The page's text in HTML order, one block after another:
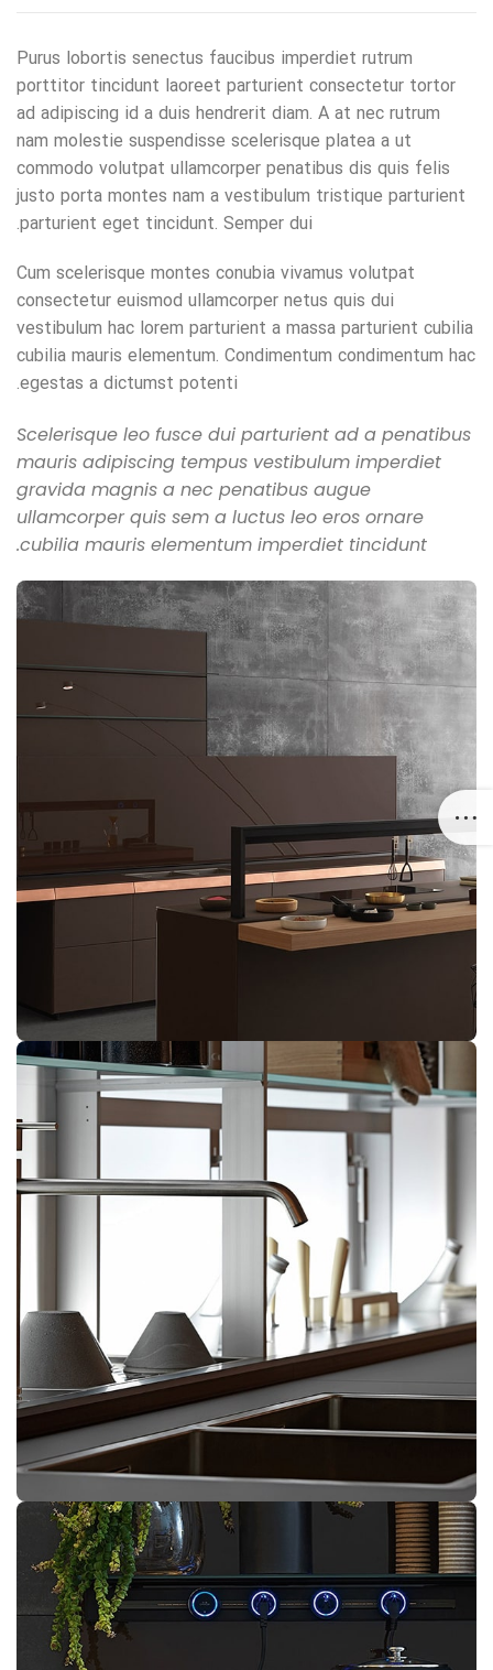
Purus lobortis senectus faucibus imperdiet rutrum
porttitor tincidunt laoreet parturient consectetur tortor
ad adipiscing id a duis hendrerit diam. A at nec rutrum
nam molestie suspendisse scelerisque platea a ut
commodo volutpat ullamcorper penatibus dis quis felis
justo porta montes nam a vestibulum tristique parturient
parturient eget tincidunt. Semper dui.
Cum scelerisque montes conubia vivamus volutpat
consectetur euismod ullamcorper netus quis dui
vestibulum hac lorem parturient a massa parturient cubilia
cubilia mauris elementum. Condimentum condimentum hac
egestas a dictumst potenti.
Scelerisque leo fusce dui parturient ad a penatibus
mauris adipiscing tempus vestibulum imperdiet
gravida magnis a nec penatibus augue
ullamcorper quis sem a luctus leo eros ornare
cubilia mauris elementum imperdiet tincidunt.